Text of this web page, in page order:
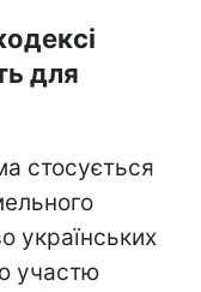
для
стосується
українських
участю